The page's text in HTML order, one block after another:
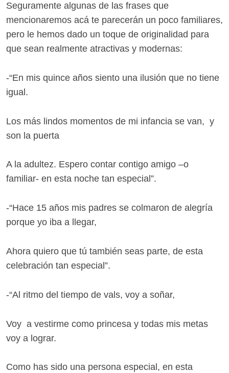
Seguramente algunas de las frases que
mencionaremos acá te parecerán un poco familiares,
pero le hemos dado un toque de originalidad para
que sean realmente atractivas y modernas:
-“En mis quince años siento una ilusión que no tiene
igual.
Los más lindos momentos de mi infancia se van, y
son la puerta
A la adultez. Espero contar contigo amigo –o
familiar- en esta noche tan especial”.
-“Hace 15 años mis padres se colmaron de alegría
porque yo iba a llegar,
Ahora quiero que tú también seas parte, de esta
celebración tan especial”.
-“Al ritmo del tiempo de vals, voy a soñar,
Voy a vestirme como princesa y todas mis metas
voy a lograr.
Como has sido una persona especial, en esta